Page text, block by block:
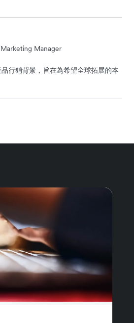
Manager
行銷背景，旨在為希望全球拓展的本